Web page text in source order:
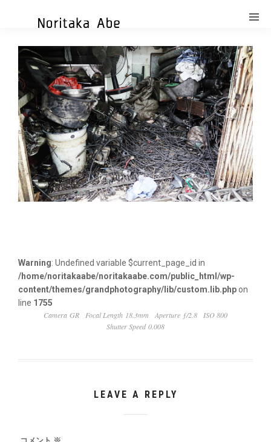
Warning: Undefined variable $current_page_id in
/home/noritakaabe/noritakaabe.com/public_html/wp-
content/themes/grandphotography/lib/custom.lib.phpon
line 1755
Camera GR
Focal Length 18.3mm Aperture ƒ/2.8
ISO 800
Shutter Speed 0.008
LEAVE A REPLY